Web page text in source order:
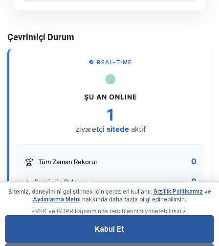
Çevrimiçi Durum
🔄 REAL-TIME
●
ŞU AN ONLINE
1
ziyaretçi sitede aktif
🏆 Tüm Zaman Rekoru: 0
⭐ Bugünün Rekoru: 0
Gerçek zamanlı sayaç
Sitemiz, deneyimini geliştirmek için çerezleri kullanır. Gizlilik Politikamız ve
Aydınlatma Metni hakkında daha fazla bilgi edinebilirsin.
KVKK ve GDPR kapsamında tercihlerinizi yönetebilirsiniz.
Kabul Et